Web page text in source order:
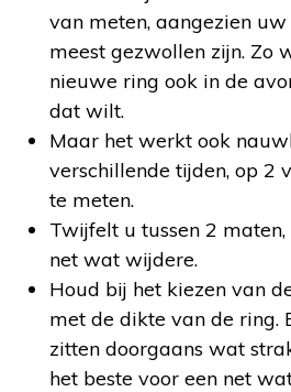
van meten, aangezien
meest gezwollen zijn. Zo
nieuwe ring ook in de
dat wilt.
Maar het werkt ook
verschillende tijden, op 2
te meten.
Twijfelt u tussen 2
net wat wijdere.
Houd bij het kiezen van
met de dikte van de ring.
zitten doorgaans wat
het beste voor een net